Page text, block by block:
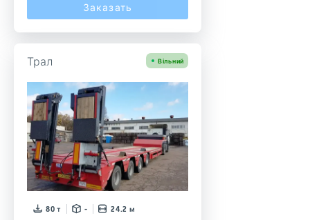
Заказать
Трал Вільний
80 т - 24.2 м